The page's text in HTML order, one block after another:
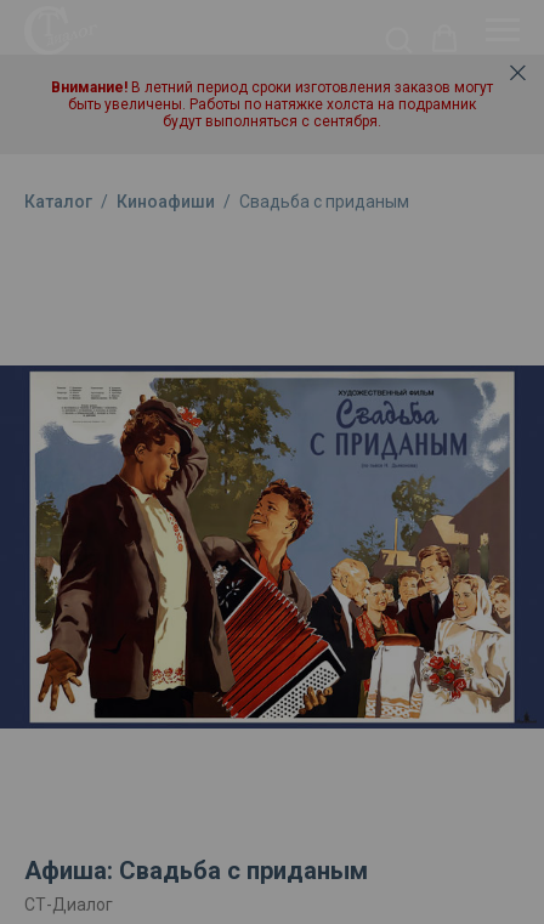
Внимание! В летний период сроки изготовления заказов могут
быть увеличены. Работы по натяжке холста на подрамник
будут выполняться с сентября.
Каталог / Киноафиши / Свадьба с приданым
Афиша: Свадьба с приданым
СТ-Диалог